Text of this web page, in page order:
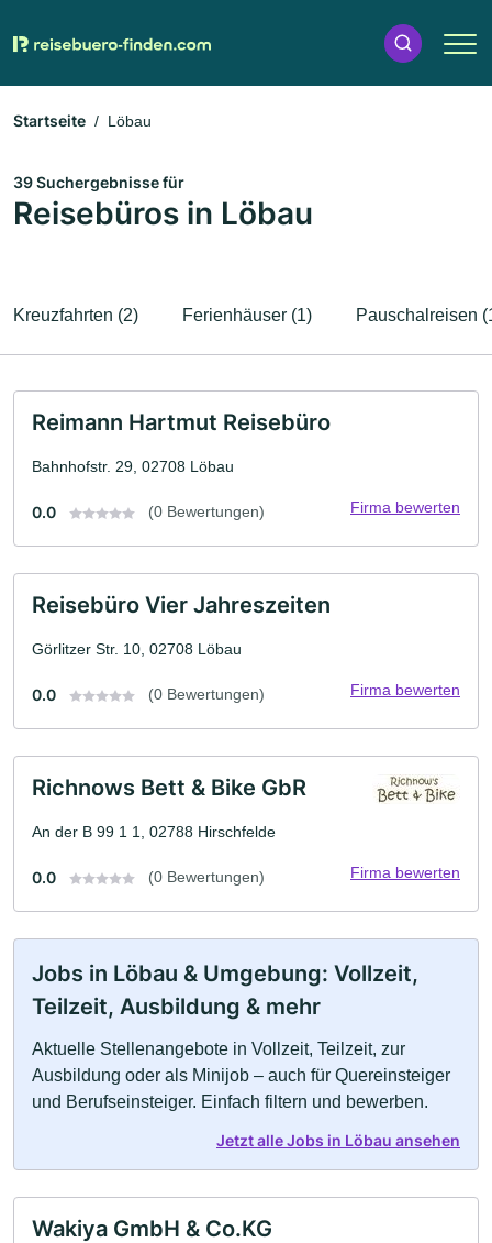
Startseite Löbau
39 Suchergebnisse für
Reisebüros in Löbau
Kreuzfahrten (2) Ferienhäuser (1) Pauschalreisen
Reimann Hartmut Reisebüro
Bahnhofstr. 29, 02708 Löbau
0.0 (0 Bewertungen) Firma bewerten
Reisebüro Vier Jahreszeiten
Görlitzer Str. 10, 02708 Löbau
0.0 (0 Bewertungen) Firma bewerten
Richnows Bett & Bike GbR
An der B 99 1 1, 02788 Hirschfelde
0.0 (0 Bewertungen) Firma bewerten
Jobs in Löbau & Umgebung: Vollzeit,
Teilzeit, Ausbildung & mehr
Aktuelle Stellenangebote in Vollzeit, Teilzeit, zur
Ausbildung oder als Minijob – auch für Quereinsteiger
und Berufseinsteiger. Einfach filtern und bewerben.
Jetzt alle Jobs in Löbau ansehen
Wakiya GmbH & Co.KG